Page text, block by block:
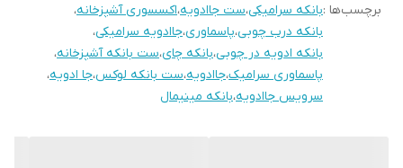
برچسب‌ها :بانکه سرامیکی،ست جاادویه،اکسسوری آشپزخانه،
بانکه درب چوبی،پاسماوری،جاادویه سرامیکی،
بانکه ادویه در چوبی،بانکه چای،ست بانکه آشپزخانه،
پاسماوری سرامیک،جاادویه،ست بانکه لوکس،جا ادویه،
سرویس جاادویه،بانکه مینیمال